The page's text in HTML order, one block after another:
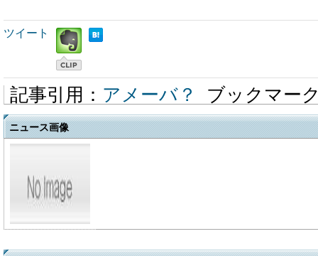
ツイート
記事引用： アメーバ？ ブックマー
ニュース画像